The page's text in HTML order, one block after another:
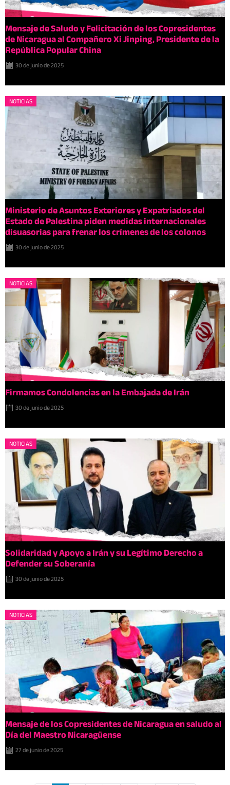
Mensaje de Saludo y Felicitación de los Copresidentes
de Nicaragua al Compañero Xi Jinping, Presidente de la
República Popular China
30 de junio de 2025
NOTICIAS
Ministerio de Asuntos Exteriores y Expatriados del
Estado de Palestina piden medidas internacionales
disuasorias para frenar los crímenes de los colonos
30 de junio de 2025
NOTICIAS
Firmamos Condolencias en la Embajada de Irán
30 de junio de 2025
NOTICIAS
Solidaridad y Apoyo a Irán y su Legítimo Derecho a
Defender su Soberanía
30 de junio de 2025
NOTICIAS
Mensaje de los Copresidentes de Nicaragua en saludo al
Día del Maestro Nicaragüense
27 de junio de 2025